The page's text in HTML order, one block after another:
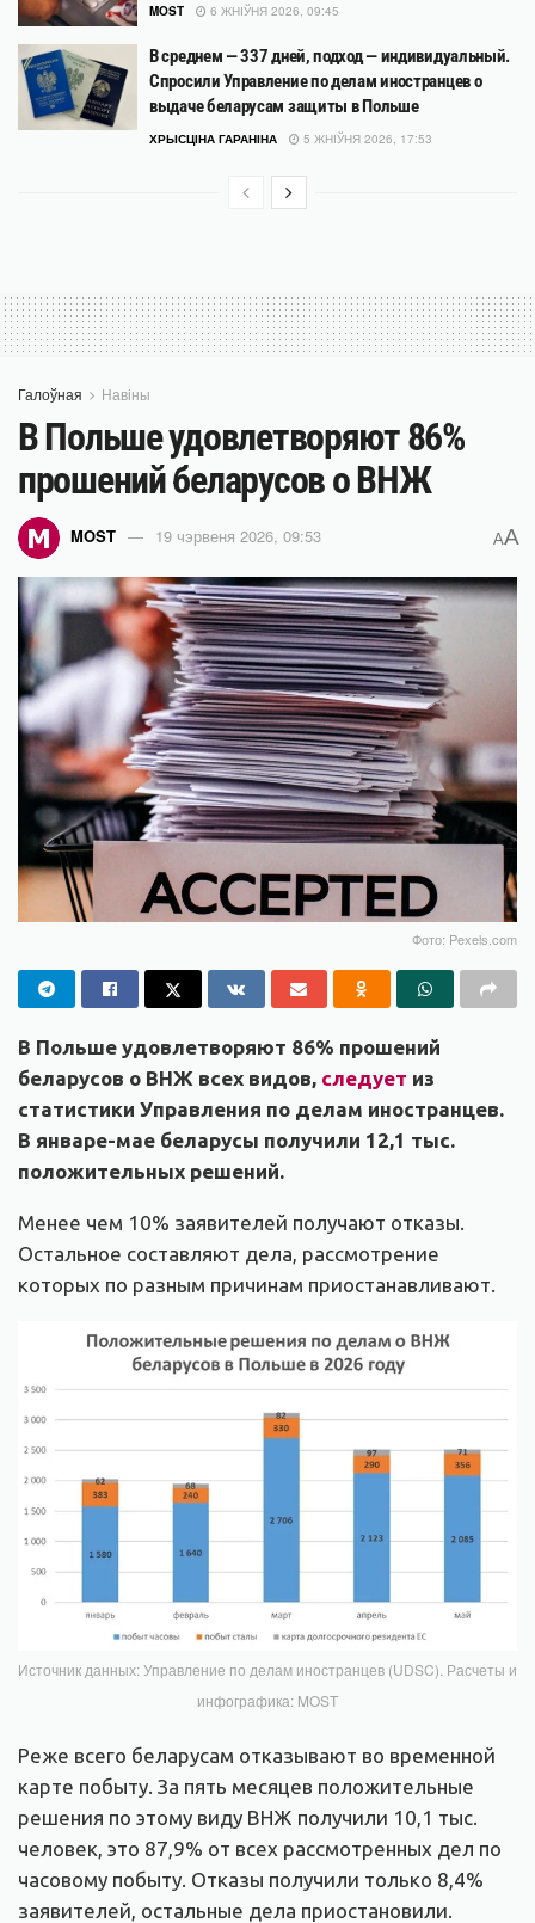
MOST 6 ЖНІЎНЯ 2026, 09:45
В среднем — 337 дней, подход — индивидуальный.
Спросили Управление по делам иностранцев о
выдаче беларусам защиты в Польше
ХРЫСЦІНА ГАРАНІНА 5 ЖНІЎНЯ 2026, 17:53
Галоўная Навіны
В Польше удовлетворяют 86%
прошений беларусов о ВНЖ
MOST 19 чэрвеня 2026, 09:53 AA
Фото: Pexels.com
В Польше удовлетворяют 86% прошений
беларусов о ВНЖ всех видов, следует из
статистики Управления по делам иностранцев.
В январе-мае беларусы получили 12,1 тыс.
положительных решений.
Менее чем 10% заявителей получают отказы.
Остальное составляют дела, рассмотрение
которых по разным причинам приостанавливают.
Источник данных: Управление по делам иностранцев (UDSC). Расчеты и
инфографика: MOST
Реже всего беларусам отказывают во временной
карте побыту. За пять месяцев положительные
решения по этому виду ВНЖ получили 10,1 тыс.
человек, это 87,9% от всех рассмотренных дел по
часовому побыту. Отказы получили только 8,4%
заявителей, остальные дела приостановили.